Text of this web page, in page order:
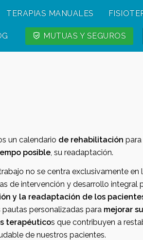
TERAPIAS MANUALES
MUTUAS Y SEGUROS
marcarnos un calendario de rehabilitación para
menor tiempo posible, su readaptación.
exclusivamente en la lesión. Diseñamos
estrategias de
y la readaptación de los
pautas personalizadas para
terapéuticos que contribuyen a restablecer
de nuestros pacientes.